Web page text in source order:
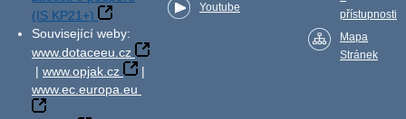
(IS KP21+)
Související weby:
www.dotaceeu.cz
| www.opjak.cz
|
www.ec.europa.eu
Youtube
přístupnosti
Mapa
Stránek